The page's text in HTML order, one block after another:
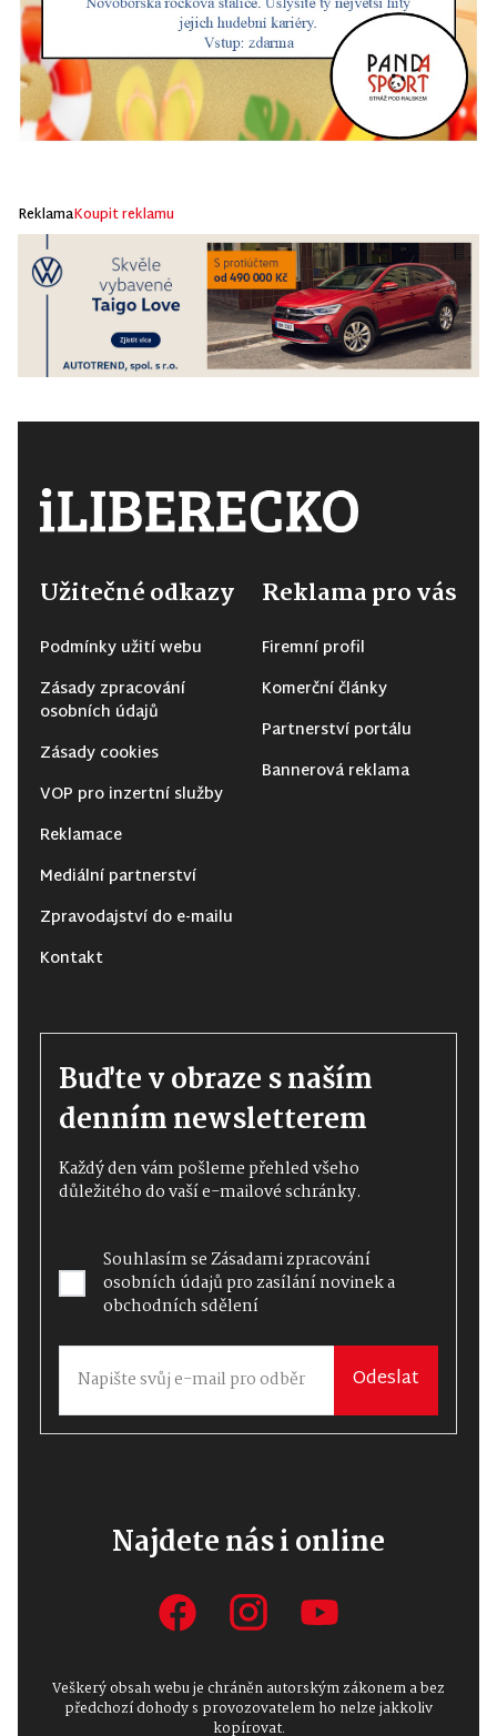
ReklamaKoupit reklamu
Užitečné odkazy
Podmínky užití webu
Zásady zpracování
osobních údajů
Zásady cookies
VOP pro inzertní služby
Reklamace
Mediální partnerství
Zpravodajství do e-mailu
Kontakt
Reklama pro vás
Firemní profil
Komerční články
Partnerství portálu
Bannerová reklama
Buďte v obraze s naším
denním newsletterem
Každý den vám pošleme přehled všeho
důležitého do vaší e-mailové schránky.
Souhlasím seZásadami zpracování
osobních údajůpro zasílání novinek a
obchodních sdělení
Odeslat
Najdete nás i online
Veškerý obsah webu je chráněn autorským zákonem a bez
předchozí dohody s provozovatelem ho nelze jakkoliv
kopírovat.